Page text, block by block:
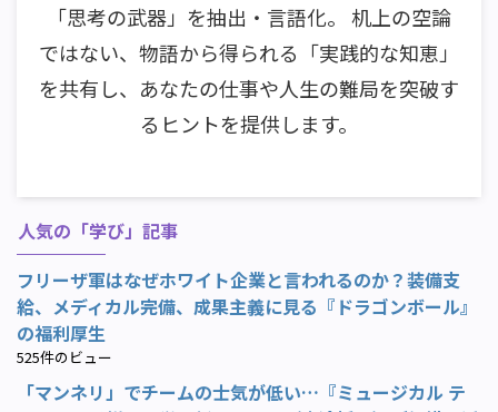
「思考の武器」を抽出・言語化。 机上の空論
ではない、物語から得られる「実践的な知恵」
を共有し、あなたの仕事や人生の難局を突破す
るヒントを提供します。
人気の「学び」記事
フリーザ軍はなぜホワイト企業と言われるのか？装備支
給、メディカル完備、成果主義に見る『ドラゴンボール』
の福利厚生
525件のビュー
「マンネリ」でチームの士気が低い…『ミュージカル テ